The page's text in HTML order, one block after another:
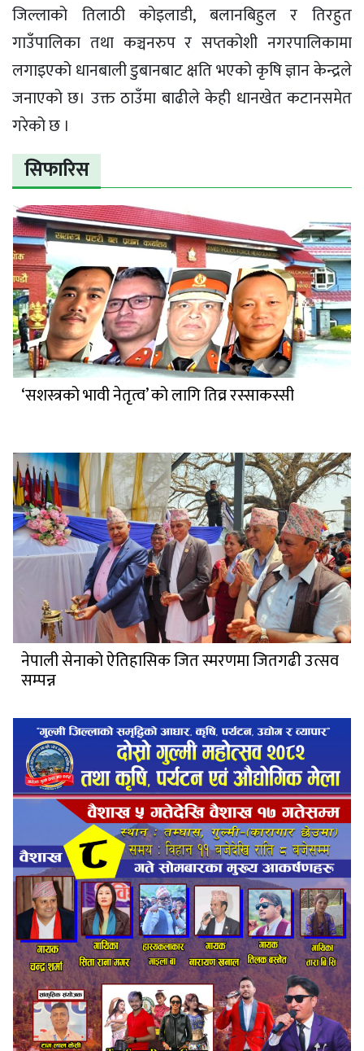
जिल्लाको तिलाठी कोइलाडी, बलानबिहुल र तिरहुत
गाउँपालिका तथा कञ्चनरुप र सप्तकोशी नगरपालिकामा
लगाइएको धानबाली डुबानबाट क्षति भएको कृषि ज्ञान केन्द्रले
जनाएको छ। उक्त ठाउँमा बाढीले केही धानखेत कटानसमेत
गरेको छ ।
सिफारिस
‘सशस्त्रको भावी नेतृत्व’ को लागि तिव्र रस्साकस्सी
नेपाली सेनाको ऐतिहासिक जित स्मरणमा जितगढी उत्सव
सम्पन्न